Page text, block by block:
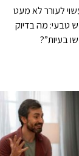
לעורר לא מעט
טבעי: מה בדיוק
בעיות”?